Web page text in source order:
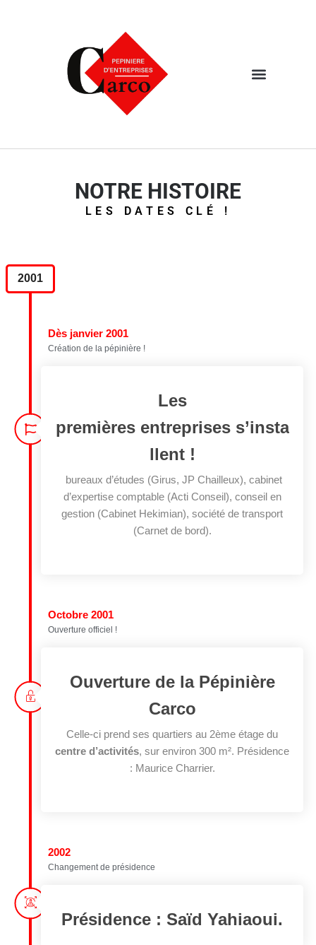
NOTRE HISTOIRE
LES DATES CLÉ !
2001
Dès janvier 2001
Création de la pépinière !
Les
premières entreprises s’insta
llent !
bureaux d’études (Girus, JP Chailleux), cabinet
d’expertise comptable (Acti Conseil), conseil en
gestion (Cabinet Hekimian), société de transport
(Carnet de bord).
Octobre 2001
Ouverture officiel !
Ouverture de la Pépinière
Carco
Celle-ci prend ses quartiers au 2ème étage du
centre d’activités, sur environ 300 m². Présidence
: Maurice Charrier.
2002
Changement de présidence
Présidence : Saïd Yahiaoui.